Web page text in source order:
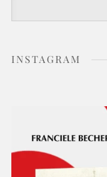
INSTAGRAM